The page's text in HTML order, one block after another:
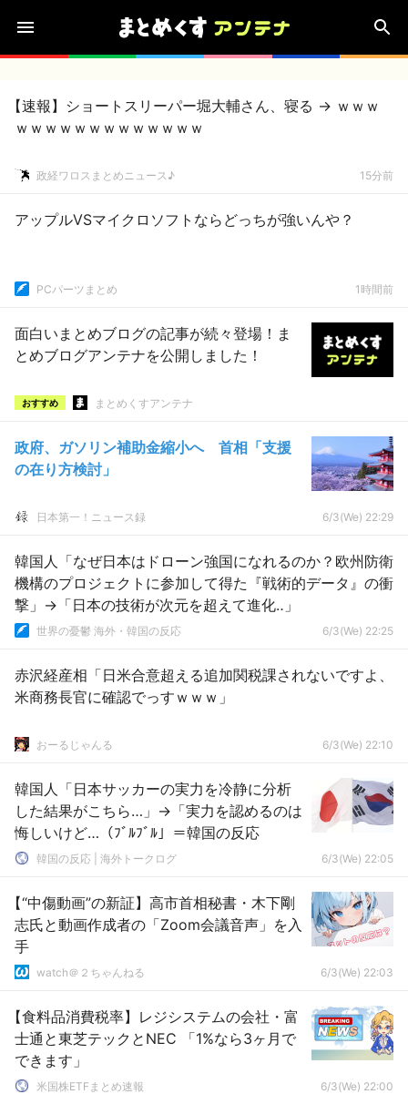
【速報】ショートスリーパー堀大輔さん、寝る → ｗｗｗ
ｗｗｗｗｗｗｗｗｗｗｗｗｗ
政経ワロスまとめニュース♪ 15分前
アップルVSマイクロソフトならどっちが強いんや？
PCパーツまとめ 1時間前
面白いまとめブログの記事が続々登場！ま
とめブログアンテナを公開しました！
おすすめ まとめくすアンテナ
政府、ガソリン補助金縮小へ 首相「支援
の在り方検討」
日本第一！ニュース録 6/3(We) 22:29
韓国人「なぜ日本はドローン強国になれるのか？欧州防衛
機構のプロジェクトに参加して得た『戦術的データ』の衝
撃」→「日本の技術が次元を超えて進化‥」
世界の憂鬱 海外・韓国の反応 6/3(We) 22:25
赤沢経産相「日米合意超える追加関税課されないですよ、
米商務長官に確認でっすｗｗｗ」
おーるじゃんる 6/3(We) 22:10
韓国人「日本サッカーの実力を冷静に分析
した結果がこちら…」→「実力を認めるのは
悔しいけど…（ﾌﾞﾙﾌﾞﾙ」＝韓国の反応
韓国の反応 | 海外トークログ 6/3(We) 22:05
【“中傷動画”の新証】高市首相秘書・木下剛
志氏と動画作成者の「Zoom会議音声」を入
手
watch＠２ちゃんねる 6/3(We) 22:03
【食料品消費税率】レジシステムの会社・富
士通と東芝テックとNEC 「1%なら3ヶ月で
できます」
米国株ETFまとめ速報 6/3(We) 22:00